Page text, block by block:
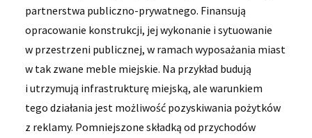
partnerstwa publiczno-prywatnego. Finansują
opracowanie konstrukcji, jej wykonanie i sytuowanie
w przestrzeni publicznej, w ramach wyposażania miast
w tak zwane meble miejskie. Na przykład budują
i utrzymują infrastrukturę miejską, ale warunkiem
tego działania jest możliwość pozyskiwania pożytków
z reklamy. Pomniejszone składką od przychodów